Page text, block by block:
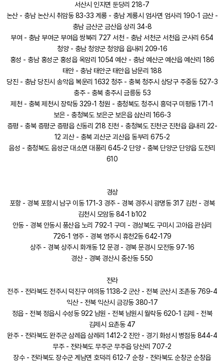
서산시 인지면 둔당리 218-7
논산 - 충남 논산시 취암동 83-33 계룡 - 충남 계룡시 엄사면 엄사리 190-1 금산 -
충남 금산군 금산읍 상리 34-8
부여 - 충남 부여군 부여읍 쌍북리 727 서천 - 충남 서천군 서천읍 군사리 654
청양 - 충남 청양군 청양읍 읍내리 209-16
홍성 - 충남 홍성군 홍성읍 옥암리 1054 예산 - 충남 예산군 예산읍 예산리 186
태안 - 충남 태안군 태안읍 남문리 188
당진 - 충남 당진시 송악읍 복운리 1632 청주 - 충북 청주시 상당구 주중동 527-3
충주 - 충북 충주시 금릉동 53
제천 - 충북 제천시 장락동 329-1 청원 - 충청북도 청주시 흥덕구 미평동 171-1
보은 - 충청북도 보은군 보은읍 삼산리 166-3
증평 - 충북 증평군 증평읍 신동리 218 진천 - 충청북도 진천군 진천읍 읍내리 22-
12 괴산 - 충북 괴산군 괴산읍 동부리 675-2
음성 - 충청북도 음성군 대소면 대풍리 645-2 단양 - 충북 단양군 단양읍 도전리
610
경상
포항 - 경북 포항시 남구 이동 171-3 경주 - 경북 경주시 광명동 317 김천 - 경북
김천시 모암동 84-1 b102
안동 - 경북 안동시 풍산읍 노리 792-1 구미 - 경상북도 구미시 고아읍 관심리
726-1 영주 - 경북 영주시 휴천2동 642-179
상주 - 경북 상주시 화개동 12 문경 - 경북 문경시 모전동 97-16
경산 - 경북 경산시 중산동 550
전라
전주 - 전라북도 전주시 덕진구 여의동 1138-2 군산 - 전북 군산시 조촌동 769-4
익산 - 전북 익산시 금강동 380-17
정읍 - 전북 정읍시 수성동 922 남원 - 전북 남원시 월락동 620-1 김제 - 전북
김제시 요촌동 47
완주 - 전라북도 완주군 삼례읍 삼례리 1412-2 진안 - 경기 화성시 병점동 844-4
무주 - 전라북도 무주군 무주읍 당산리 707-2
장수 - 전라북도 장수군 계남면 호덕리 612-7 순창 - 전라북도 순창군 순창읍